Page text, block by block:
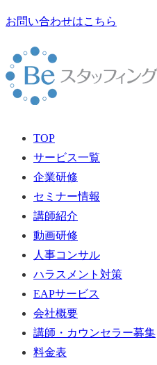
お問い合わせはこちら
TOP
サービス一覧
企業研修
セミナー情報
講師紹介
動画研修
人事コンサル
ハラスメント対策
EAPサービス
会社概要
講師・カウンセラー募集
料金表